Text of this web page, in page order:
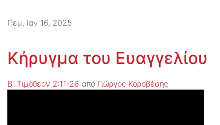
Πεμ, Ιαν 16, 2025
Κήρυγμα του Ευαγγελίου
Β'_Τιμόθεον 2:11-26 από Γιώργος Κοροβέσης